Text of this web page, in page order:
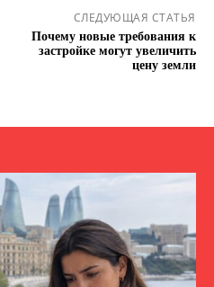
СЛЕДУЮЩАЯ СТАТЬЯ
Почему новые требования к
застройке могут увеличить
цену земли